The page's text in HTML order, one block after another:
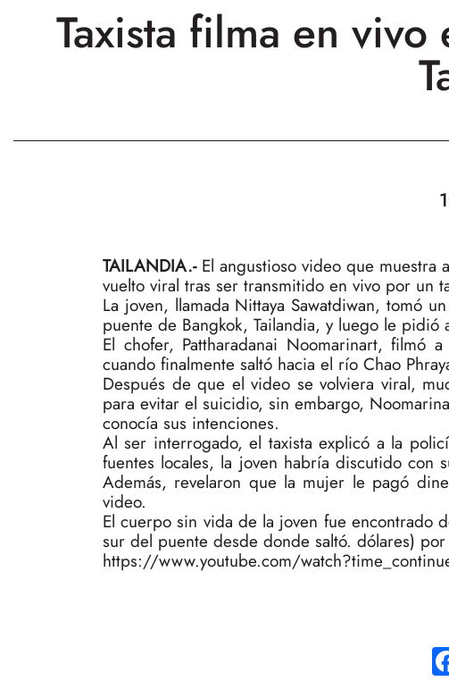
Taxista filma en
TAILANDIA.- El angustioso video que muestra
vuelto viral tras ser transmitido en vivo por un
La joven, llamada Nittaya Sawatdiwan, tomó
puente de Bangkok, Tailandia, y luego le pidió
El chofer, Pattharadanai Noomarinart,
cuando finalmente saltó hacia el río Chao
Después de que el video se volviera viral,
para evitar el suicidio, sin embargo,
conocía sus intenciones.
Al ser interrogado, el taxista explicó a la
fuentes locales, la joven habría discutido con
Además, revelaron que la mujer le pagó
video.
El cuerpo sin vida de la joven fue encontrado
sur del puente desde donde saltó. dólares)
https://www.youtube.com/